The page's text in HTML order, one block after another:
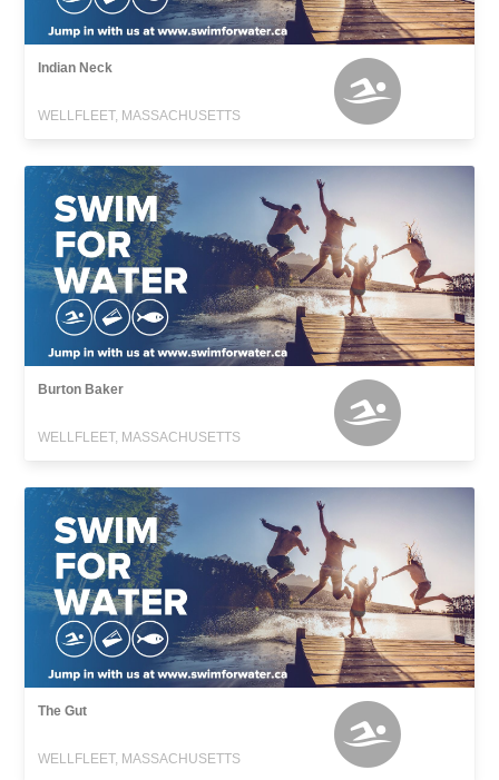
Indian Neck
WELLFLEET, MASSACHUSETTS
Burton Baker
WELLFLEET, MASSACHUSETTS
The Gut
WELLFLEET, MASSACHUSETTS